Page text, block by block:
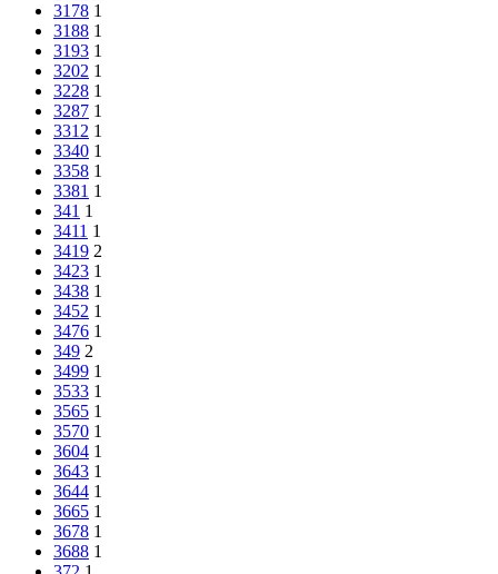
3178 1
3188 1
3193 1
3202 1
3228 1
3287 1
3312 1
3340 1
3358 1
3381 1
341 1
3411 1
3419 2
3423 1
3438 1
3452 1
3476 1
349 2
3499 1
3533 1
3565 1
3570 1
3604 1
3643 1
3644 1
3665 1
3678 1
3688 1